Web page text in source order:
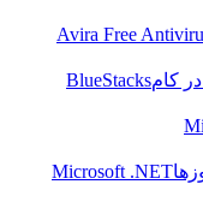
Avira Free
BlueStacks
Microsoft